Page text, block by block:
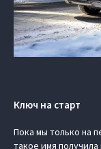
Ключ на старт
Пока мы только на
такое имя